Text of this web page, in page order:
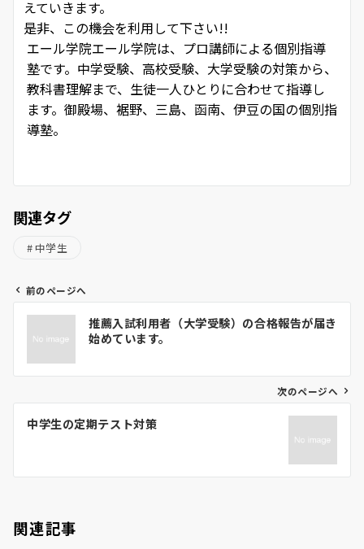
えていきます。
是非、この機会を利用して下さい!!
エール学院エール学院は、プロ講師による個別指導
塾です。中学受験、高校受験、大学受験の対策から、
教科書理解まで、生徒一人ひとりに合わせて指導し
ます。御殿場、裾野、三島、函南、伊豆の国の個別指
導塾。
関連タグ
中学生
ビ
ン
前のページへ
推薦入試利用者（大学受験）の合格報告が届き
始めています。
次のページへ
中学生の定期テスト対策
関連記事